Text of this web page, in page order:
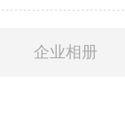
企业相册